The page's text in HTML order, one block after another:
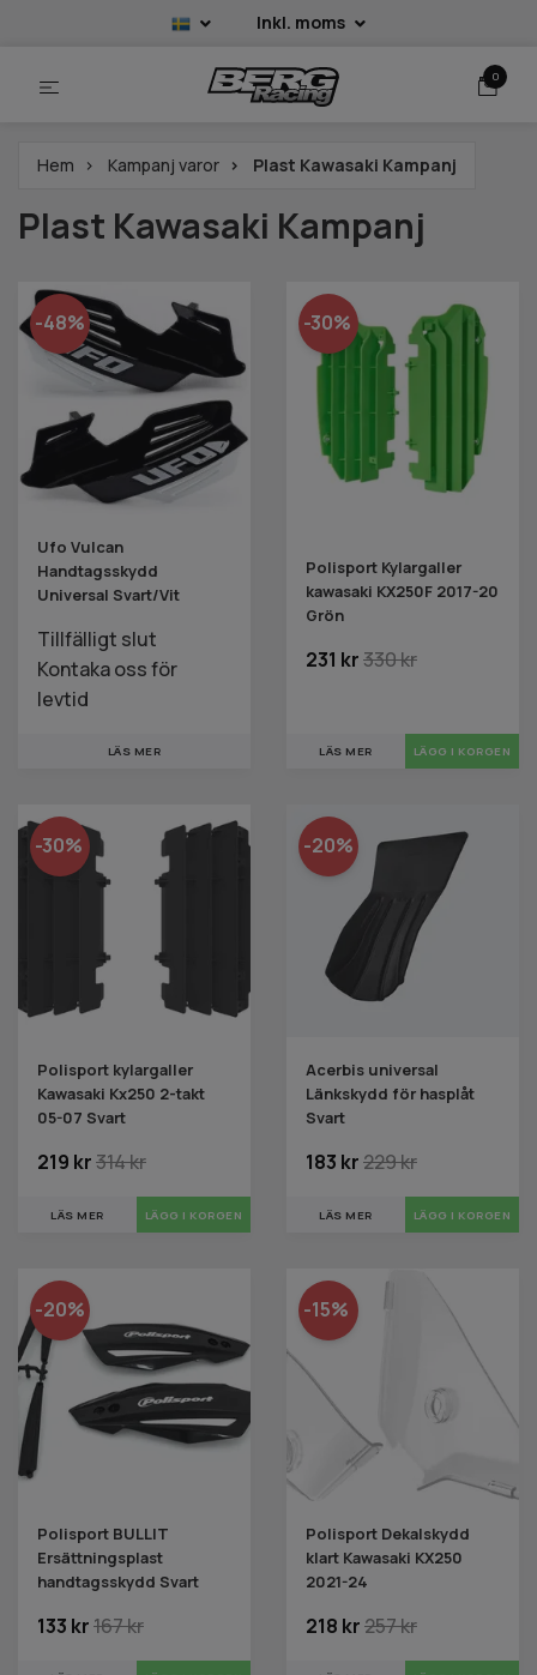
Inkl. moms
0
Hem Kampanj varor Plast Kawasaki Kampanj
Plast Kawasaki Kampanj
-48%
Ufo Vulcan
Handtagsskydd
Universal Svart/Vit
Tillfälligt slut
Kontaka oss för
levtid
LÄS MER
-30%
Polisport Kylargaller
kawasaki KX250F 2017-20
Grön
231 kr330 kr
LÄS MER
-30%
Polisport kylargaller
Kawasaki Kx250 2-takt
05-07 Svart
219 kr314 kr
LÄS MER
-20%
Acerbis universal
Länkskydd för hasplåt
Svart
183 kr229 kr
LÄS MER
-20%
Polisport BULLIT
Ersättningsplast
handtagsskydd Svart
133 kr167 kr
-15%
Polisport Dekalskydd
klart Kawasaki KX250
2021-24
218 kr257 kr